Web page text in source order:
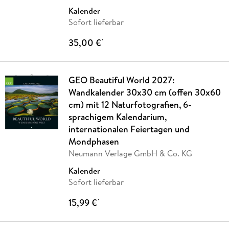
Kalender
Sofort lieferbar
35,00 €*
GEO Beautiful World 2027:
Wandkalender 30x30 cm (offen 30x60
cm) mit 12 Naturfotografien, 6-
sprachigem Kalendarium,
internationalen Feiertagen und
Mondphasen
Neumann Verlage GmbH & Co. KG
Kalender
Sofort lieferbar
15,99 €*